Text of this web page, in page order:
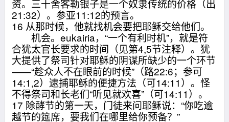
资。三十舍客勒银子是一个奴隶传统的价格（出
21:32）。参亚11:12的预言。
16 从那时候，他就找机会要把耶稣交给他们。
机会。eukairia，“一个有利时机”，就是符
合犹太官长要求的时间（见第4,5节注释）。犹
大提供了祭司针对耶稣的阴谋所缺少的一个环节
——“趁众人不在眼前的时候”（路22:6；参可
14:1,2）逮捕耶稣的便捷方法（可14:11）。怪
不得祭司和长老们“听见就欢喜”（可14:11）。
17 除酵节的第一天，门徒来问耶稣说：“你吃逾
越节的筵席，要我们在哪里给你预备？”